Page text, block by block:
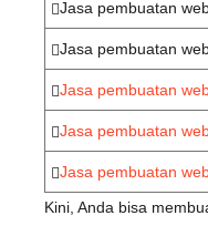
Jasa pembuatan
Jasa pembuatan
Jasa pembuatan
Jasa pembuatan
Jasa pembuatan
Kini, Anda bisa